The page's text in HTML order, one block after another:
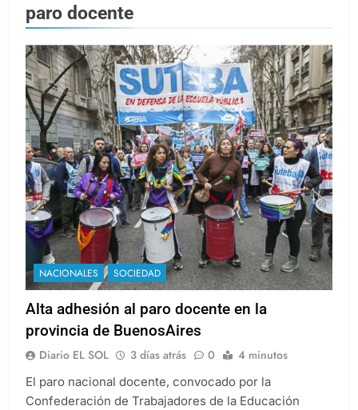
paro docente
NACIONALES SOCIEDAD
Alta adhesión al paro docente en la
provincia de BuenosAires
Diario EL SOL 3 días atrás 0 4 minutos
El paro nacional docente, convocado por la
Confederación de Trabajadores de la Educación